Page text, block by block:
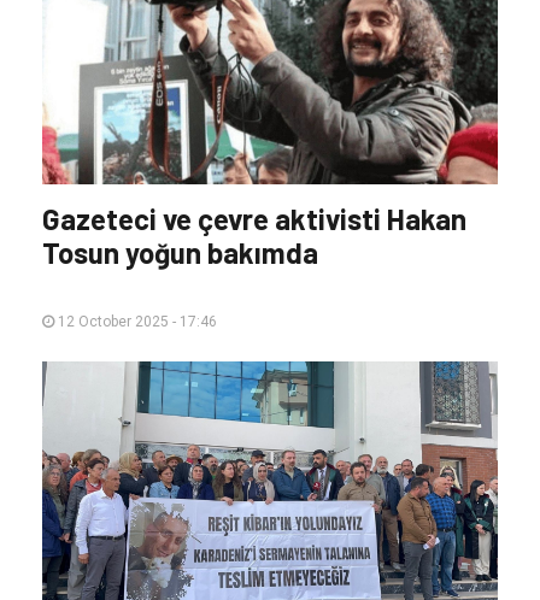
Gazeteci ve çevre aktivisti Hakan
Tosun yoğun bakımda
12 October 2025 - 17:46